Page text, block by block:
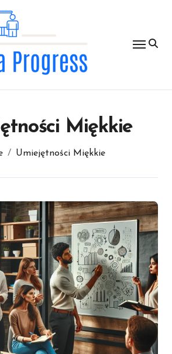
Miękkie
Umiejętności Miękkie